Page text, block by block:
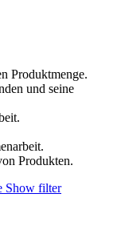
Produktmenge.
und seine
Produkten.
Show filter